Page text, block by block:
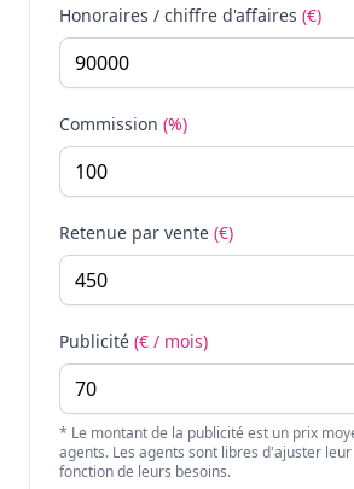
Honoraires / chiffre d'affaires (€)
Commission (%)
Retenue par vente (€)
Publicité (€ / mois)
* Le montant de la publicité est un prix
agents. Les agents sont libres d'ajuster
fonction de leurs besoins.